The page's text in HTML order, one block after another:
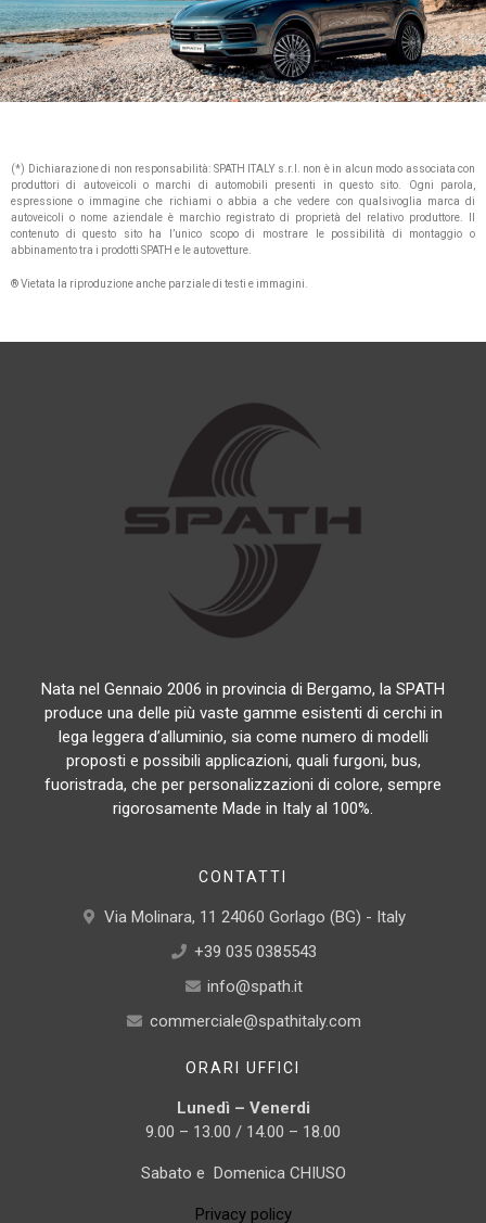
(*) Dichiarazione di non responsabilità: SPATH ITALY s.r.l. non è in alcun modo associata con
produttori di autoveicoli o marchi di automobili presenti in questo sito. Ogni parola,
espressione o immagine che richiami o abbia a che vedere con qualsivoglia marca di
autoveicoli o nome aziendale è marchio registrato di proprietà del relativo produttore. Il
contenuto di questo sito ha l’unico scopo di mostrare le possibilità di montaggio o
abbinamento tra i prodotti SPATH e le autovetture.
® Vietata la riproduzione anche parziale di testi e immagini.
Nata nel Gennaio 2006 in provincia di Bergamo, la SPATH
produce una delle più vaste gamme esistenti di cerchi in
lega leggera d’alluminio, sia come numero di modelli
proposti e possibili applicazioni, quali furgoni, bus,
fuoristrada, che per personalizzazioni di colore, sempre
rigorosamente Made in Italy al 100%.
CONTATTI
Via Molinara, 11 24060 Gorlago (BG) - Italy
+39 035 0385543
info@spath.it
commerciale@spathitaly.com
ORARI UFFICI
Lunedì – Venerdi
9.00 – 13.00 / 14.00 – 18.00
Sabato e Domenica CHIUSO
Privacy policy